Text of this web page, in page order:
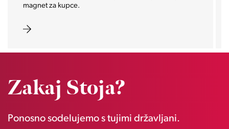
zaželene nepremičnine prihodnosti.
Zakaj Stoja?
Ponosno sodelujemo s tujimi državljani.